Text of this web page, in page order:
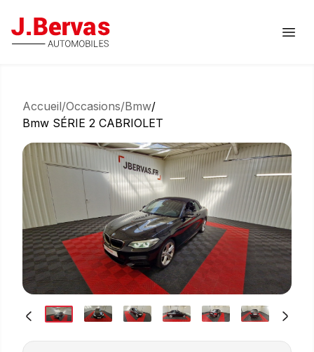
J.Bervas
Accueil/Occasions/Bmw/
Bmw SÉRIE 2 CABRIOLET